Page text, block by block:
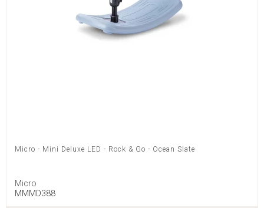
Micro - Mini Deluxe LED - Rock & Go - Ocean Slate
Micro
MMMD388